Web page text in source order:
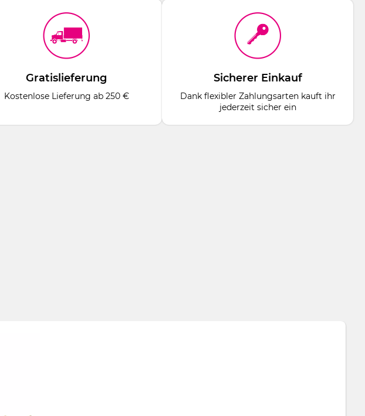
Gratislieferung
Kostenlose Lieferung ab 250 €
Sicherer Einkauf
Dank flexibler Zahlungsarten kauft ihr
jederzeit sicher ein